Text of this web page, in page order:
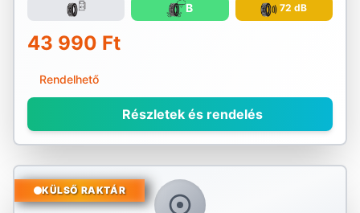
B 72 dB
43 990 Ft
Rendelhető
Részletek és rendelés
KÜLSŐ RAKTÁR